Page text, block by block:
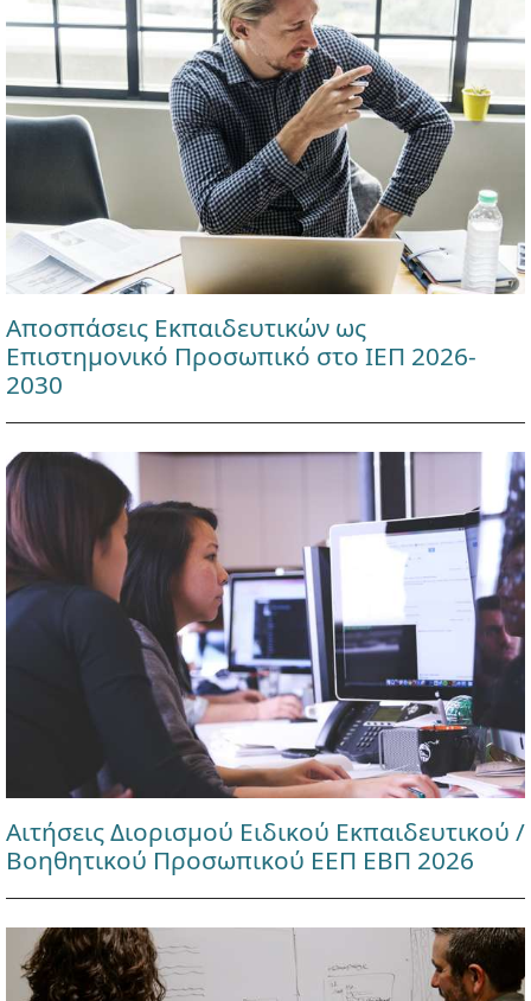
Αποσπάσεις Εκπαιδευτικών ως
Επιστημονικό Προσωπικό στο ΙΕΠ 2026-
2030
Αιτήσεις Διορισμού Ειδικού Εκπαιδευτικού /
Βοηθητικού Προσωπικού ΕΕΠ ΕΒΠ 2026